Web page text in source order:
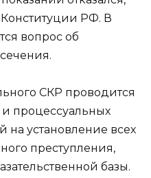
Конституции РФ. В
вопрос об
СКР проводится
процессуальных
установление всех
преступления,
базы.